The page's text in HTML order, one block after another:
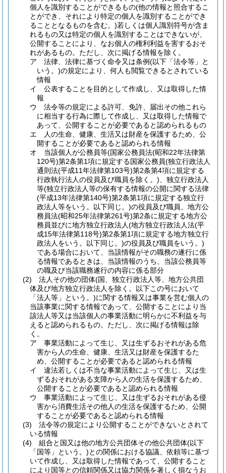
個人を識別することができるもの(他の情報と照合するこ
とができ、それにより特定の個人を識別することができ
ることとなるものを含む。)若しくは個人識別符号が含ま
れるもの又は特定の個人を識別することはできないが、
公開することにより、なお個人の権利利益を害するおそ
れがあるもの。 ただし、次に掲げる情報を除く。
ア
法律、法律に基づく命令又は条例(以下「法令等」と
いう。)の規定により、何人も閲覧できるとされている
情報
イ
公表することを目的として作成し、又は取得した情
報
ウ
法令等の規定による許可、免許、届出その他これら
に相当する行為に際して作成し、又は取得した情報で
あって、公開することが必要であると認められるもの
エ
人の生命、健康、生活又は財産を保護するため、公
開することが必要であると認められる情報
オ
当該個人が公務員等(国家公務員法(昭和22年法律第
120号)第2条第1項に規定する国家公務員(独立行政法人
通則法(平成11年法律第103号)第2条第4項に規定する
行政執行法人の役員及び職員を除く。) 、独立行政法人
等(独立行政法人等の保有する情報の公開に関する法律
(平成13年法律第140号)第2条第1項に規定する独立行
政法人等をいう。以下同じ。)の役員及び職員、地方公
務員法(昭和25年法律第261号)第2条に規定する地方公
務員並びに地方独立行政法人(地方独立行政法人法(平
成15年法律第118号)第2条第1項に規定する地方独立行
政法人をいう。以下同じ。)の役員及び職員をいう。)
である場合において、当該情報がその職務の遂行に係
る情報であるときは、当該情報のうち、当該公務員等
の職及び当該職務遂行の内容に係る部分
(2)
法人その他の団体(国、独立行政法人等、地方公共団
体及び地方独立行政法人を除く。以下この号において
「法人等」という。)に関する情報又は事業を営む個人の
当該事業に関する情報であって、公開することにより当
該法人等又は当該個人の事業活動に明らかに不利益を与
えると認められるもの。 ただし、次に掲げる情報は除
く。
ア
事業活動によって生じ、又は生ずるおそれがある危
害から人の生命、健康、生活又は財産を保護するた
め、公開することが必要であると認められる情報
イ
違法若しくは不当な事業活動によって生じ、又は生
ずるおそれがある支障から人の生活を保護するため、
公開することが必要であると認められる情報
ウ
事業活動によって生じ、又は生ずるおそれがある侵
害から消費生活その他人の生活を保護するため、公開
することが必要であると認められる情報
(3)
法令等の規定により公開することができないとされて
いる情報
(4)
組合と国又は他の地方公共団体その他公共団体(以下
「国等」という。)との関係における協議、依頼等に基づ
いて作成し、又は取得した情報であって、公開すること
により国等との信頼関係又は協力関係を著しく損なうお